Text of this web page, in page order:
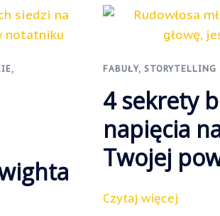
,
FABUŁY, STORYTELLING
4 sekrety
napięcia
Twojej
Czytaj więcej